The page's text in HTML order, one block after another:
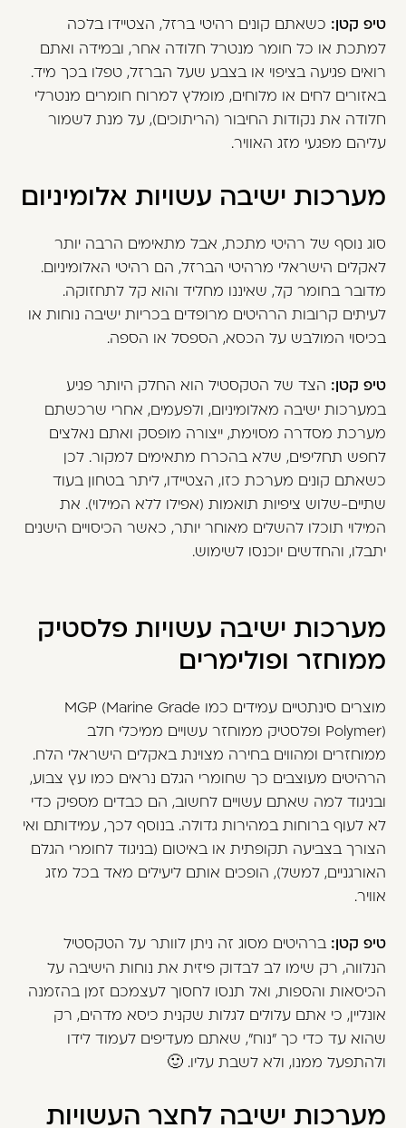
טיפ קטן: כשאתם קונים רהיטי ברזל, הצטיידו בלכה
למתכת או כל חומר מנטרל חלודה אחר, ובמידה ואתם
רואים פגיעה בציפוי או בצבע שעל הברזל, טפלו בכך מיד.
באזורים לחים או מלוחים, מומלץ למרוח חומרים מנטרלי
חלודה את נקודות החיבור (הריתוכים), על מנת לשמור
עליהם מפגעי מזג האוויר.
מערכות ישיבה עשויות אלומיניום
סוג נוסף של רהיטי מתכת, אבל מתאימים הרבה יותר
לאקלים הישראלי מרהיטי הברזל, הם רהיטי האלומיניום.
מדובר בחומר קל, שאיננו מחליד והוא קל לתחזוקה.
לעיתים קרובות הרהיטים מרופדים בכריות ישיבה נוחות או
בכיסוי המולבש על הכסא, הספסל או הספה.
טיפ קטן: הצד של הטקסטיל הוא החלק היותר פגיע
במערכות ישיבה מאלומיניום, ולפעמים, אחרי שרכשתם
מערכת מסדרה מסוימת, ייצורה מופסק ואתם נאלצים
לחפש תחליפים, שלא בהכרח מתאימים למקור. לכן
כשאתם קונים מערכת כזו, הצטיידו, ליתר בטחון בעוד
שתיים-שלוש ציפיות תואמות (אפילו ללא המילוי). את
המילוי תוכלו להשלים מאוחר יותר, כאשר הכיסויים הישנים
יתבלו, והחדשים יוכנסו לשימוש.
מערכות ישיבה עשויות פלסטיק
ממוחזר ופולימרים
מוצרים סינתטיים עמידים כמו MGP (Marine Grade
Polymer) ופלסטיק ממוחזר עשויים ממיכלי חלב
ממוחזרים ומהווים בחירה מצוינת באקלים הישראלי הלח.
הרהיטים מעוצבים כך שחומרי הגלם נראים כמו עץ צבוע,
ובניגוד למה שאתם עשויים לחשוב, הם כבדים מספיק כדי
לא לעוף ברוחות במהירות גדולה. בנוסף לכך, עמידותם ואי
הצורך בצביעה תקופתית או באיטום (בניגוד לחומרי הגלם
האורגניים, למשל), הופכים אותם ליעילים מאד בכל מזג
אוויר.
טיפ קטן: ברהיטים מסוג זה ניתן לוותר על הטקסטיל
הנלווה, רק שימו לב לבדוק פיזית את נוחות הישיבה על
הכיסאות והספות, ואל תנסו לחסוך לעצמכם זמן בהזמנה
אונליין, כי אתם עלולים לגלות שקנית כיסא מדהים, רק
שהוא עד כדי כך "נוח", שאתם מעדיפים לעמוד לידו
ולהתפעל ממנו, ולא לשבת עליו. 🙂
מערכות ישיבה לחצר העשויות